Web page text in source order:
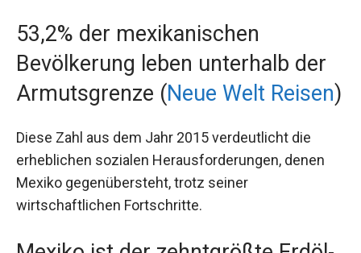
53,2% der mexikanischen
Bevölkerung leben unterhalb der
Armutsgrenze (Neue Welt Reisen)
Diese Zahl aus dem Jahr 2015 verdeutlicht die
erheblichen sozialen Herausforderungen, denen
Mexiko gegenübersteht, trotz seiner
wirtschaftlichen Fortschritte.